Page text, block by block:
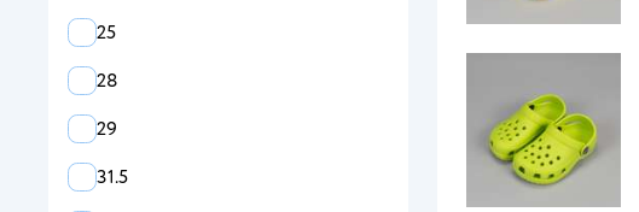
25
28
29
31.5